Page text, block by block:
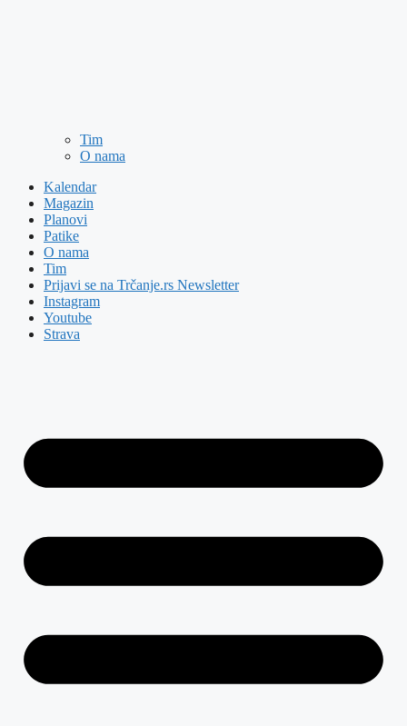
Tim
O nama
Kalendar
Magazin
Planovi
Patike
O nama
Tim
Prijavi se na Trčanje.rs Newsletter
Instagram
Youtube
Strava